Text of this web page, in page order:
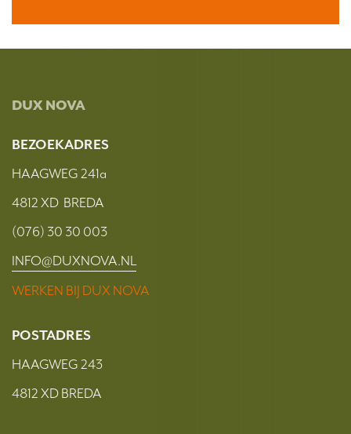
DUX NOVA
BEZOEKADRES
HAAGWEG 241a
4812 XD BREDA
(076) 30 30 003
INFO@DUXNOVA.NL
WERKEN BIJ DUX NOVA
POSTADRES
HAAGWEG 243
4812 XD BREDA